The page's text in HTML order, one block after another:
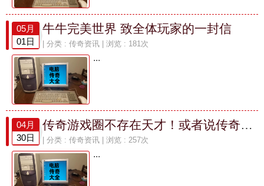
05月
01日
牛牛完美世界 致全体玩家的一封信
| 分类 : 传奇资讯 | 浏览 : 181次
...
04月
30日
传奇游戏圈不存在天才！或者说传奇这个游戏留不住天才。
| 分类 : 传奇资讯 | 浏览 : 257次
...